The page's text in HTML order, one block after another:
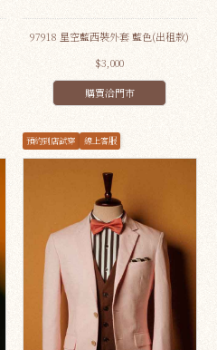
97918 星空藍西裝外套 藍色(出租款)
$3,000
購買洽門市
預約到店試穿 線上客服